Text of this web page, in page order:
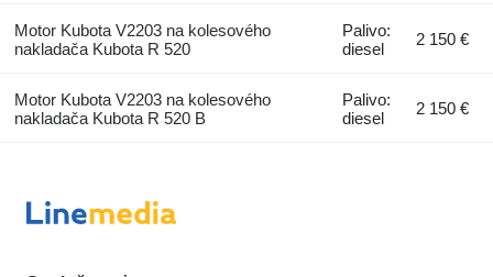
Motor Kubota V2203 na kolesového
nakladača Kubota R 520
Palivo:
diesel
2 150 €
Motor Kubota V2203 na kolesového
nakladača Kubota R 520 B
Palivo:
diesel
2 150 €